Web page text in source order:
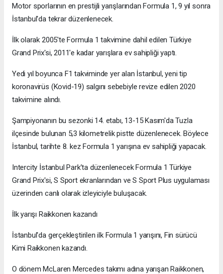
Motor sporlarının en prestijli yarışlarından Formula 1, 9 yıl sonra
İstanbul'da tekrar düzenlenecek.
İlk olarak 2005'te Formula 1 takvimine dahil edilen Türkiye
Grand Prix'si, 2011'e kadar yarışlara ev sahipliği yaptı.
Yedi yıl boyunca F1 takviminde yer alan İstanbul, yeni tip
koronavirüs (Kovid-19) salgını sebebiyle revize edilen 2020
takvimine alındı.
Şampiyonanın bu sezonki 14. etabı, 13-15 Kasım'da Tuzla
ilçesinde bulunan 5,3 kilometrelik pistte düzenlenecek. Böylece
İstanbul, tarihte 8. kez Formula 1 yarışına ev sahipliği yapacak.
Intercity İstanbul Park’ta düzenlenecek Formula 1 Türkiye
Grand Prix'si, S Sport ekranlarından ve S Sport Plus uygulaması
üzerinden canlı olarak izleyiciyle buluşacak.
İlk yarışı Raikkonen kazandı
İstanbul'da gerçekleştirilen ilk Formula 1 yarışını, Fin sürücü
Kimi Raikkonen kazandı.
O dönem McLaren Mercedes takımı adına yarışan Raikkonen,